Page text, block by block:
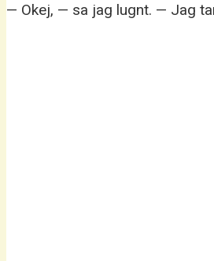
— Okej, — sa jag lugnt. — Jag